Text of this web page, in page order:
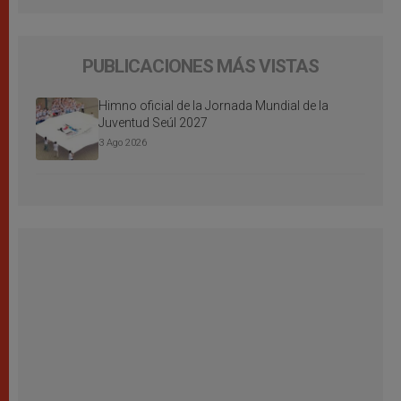
PUBLICACIONES MÁS VISTAS
Himno oficial de la Jornada Mundial de la
Juventud Seúl 2027
3 Ago 2026